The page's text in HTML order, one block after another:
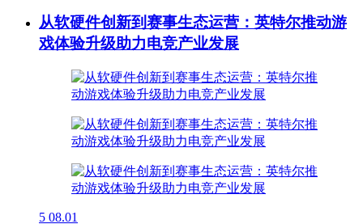
从软硬件创新到赛事生态运营：英特尔推动游
戏体验升级助力电竞产业发展
5 08.01